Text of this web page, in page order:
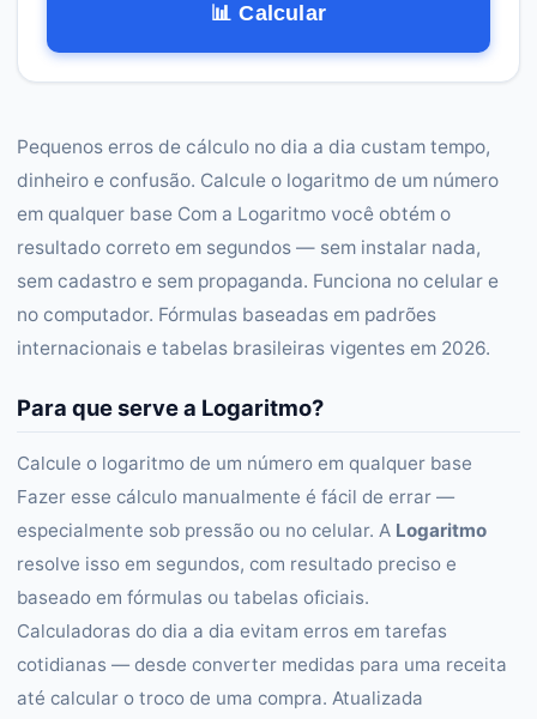
📊 Calcular
Pequenos erros de cálculo no dia a dia custam tempo,
dinheiro e confusão. Calcule o logaritmo de um número
em qualquer base Com a Logaritmo você obtém o
resultado correto em segundos — sem instalar nada,
sem cadastro e sem propaganda. Funciona no celular e
no computador. Fórmulas baseadas em padrões
internacionais e tabelas brasileiras vigentes em 2026.
Para que serve a Logaritmo?
Calcule o logaritmo de um número em qualquer base
Fazer esse cálculo manualmente é fácil de errar —
especialmente sob pressão ou no celular. A Logaritmo
resolve isso em segundos, com resultado preciso e
baseado em fórmulas ou tabelas oficiais.
Calculadoras do dia a dia evitam erros em tarefas
cotidianas — desde converter medidas para uma receita
até calcular o troco de uma compra. Atualizada